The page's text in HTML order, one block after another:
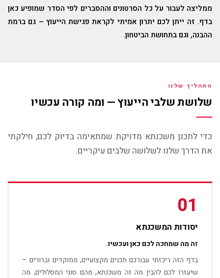
ממליצה לעבור על כל הסרטונים וההסברים לפי הסדר שמופיע כאן
בדף. זה ייתן לכם יתרון אמיתי לקראת פגישת הייעוץ – גם ברמת
ההבנה, וגם בתחושת הביטחון.
התהליך שלנו
שלושת שלבי הייעוץ — ומה קורה עכשיו
כדי לתכנן משכנתא מדויקת שמתאימה בדיוק לכם, חילקתי
את הדרך שלנו לשלושה שלבים עיקריים.
01
יסודות המשכנתא
זה מה שמחכה לכם כאן ועכשיו.
בדף הזה ריכזתי עבורכם תכנים מקצועיים, ממוקדים וברורים –
שיעזרו לכם להבין מה זה משכנתא, מהם סוגי המסלולים, מה